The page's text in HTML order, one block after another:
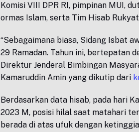
Komisi VIII DPR RI, pimpinan MUI,
ormas Islam, serta Tim Hisab
“Sebagaimana biasa, Sidang Isbat
29 Ramadan. Tahun ini, bertepatan
Direktur Jenderal Bimbingan
Kamaruddin Amin yang dikutip dari
Berdasarkan data hisab, pada hari
2023 M, posisi hilal saat matahari
berada di atas ufuk dengan